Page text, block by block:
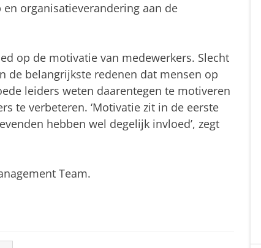
organisatieverandering aan de
op de motivatie van medewerkers. Slecht
de belangrijkste redenen dat mensen op
leiders weten daarentegen te motiveren
te verbeteren. ‘Motivatie zit in de eerste
hebben wel degelijk invloed’, zegt
Team.